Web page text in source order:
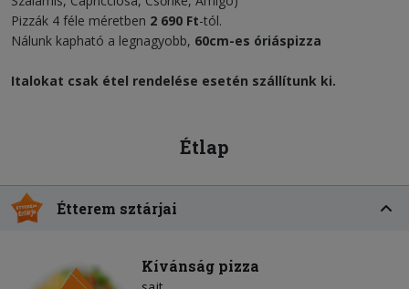
Pizzák 4 féle méretben 2 690 Ft-tól.
Nálunk kapható a legnagyobb, 60cm-es óriáspizza
Italokat csak étel rendelése esetén szállítunk ki.
Étlap
Étterem sztárjai
Kívánság pizza